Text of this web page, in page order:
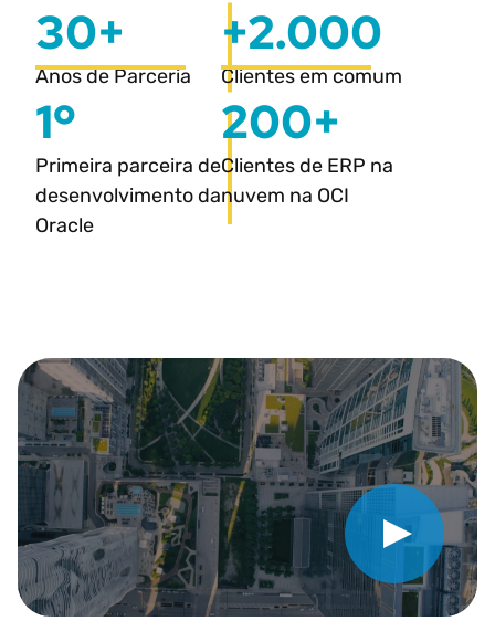
30+
Anos de Parceria
+2.000
Clientes em comum
1º
Primeira parceira de
desenvolvimento da
Oracle
200+
Clientes de ERP na
nuvem na OCI
Play Video